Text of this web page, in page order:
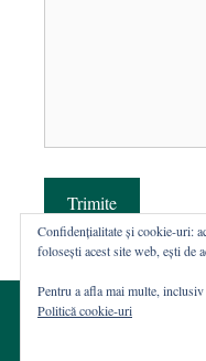
Trimite
Confidențialitate și cookie-uri:
folosești acest site web, ești de
Pentru a afla mai multe,
Politică cookie-uri